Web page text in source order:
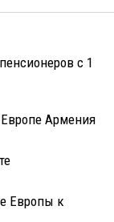
с 1
Армения
Европы к